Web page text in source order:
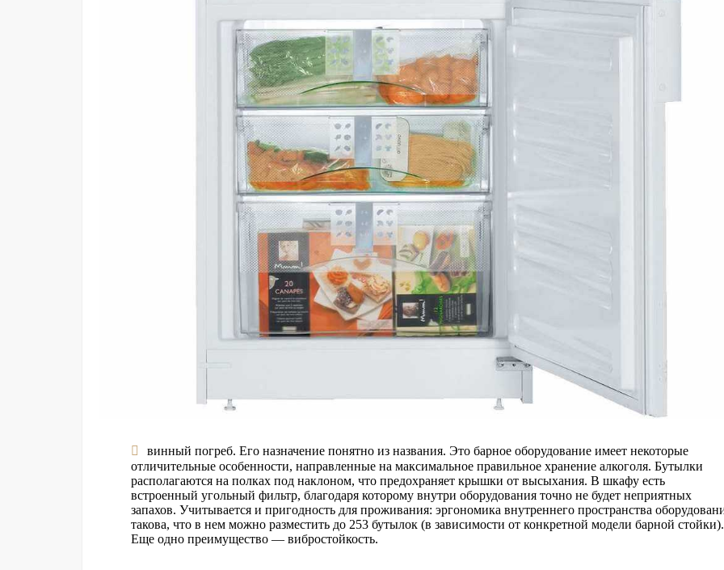
винный погреб. Его назначение понятно из названия. Это барное оборудование имеет некоторые
отличительные особенности, направленные на максимальное правильное хранение алкоголя. Бутылки
располагаются на полках под наклоном, что предохраняет крышки от высыхания. В шкафу есть
встроенный угольный фильтр, благодаря которому внутри оборудования точно не будет неприятных
запахов. Учитывается и пригодность для проживания: эргономика внутреннего пространства
такова, что в нем можно разместить до 253 бутылок (в зависимости от конкретной модели барной стойки).
Еще одно преимущество — вибростойкость.